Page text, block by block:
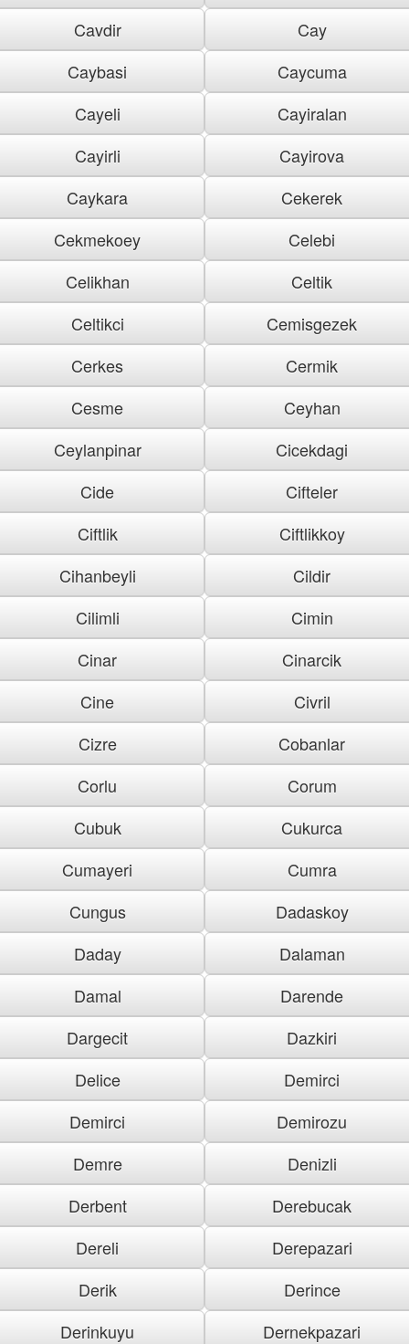
Cavdir
Cay
Caybasi
Caycuma
Cayeli
Cayiralan
Cayirli
Cayirova
Caykara
Cekerek
Cekmekoey
Celebi
Celikhan
Celtik
Celtikci
Cemisgezek
Cerkes
Cermik
Cesme
Ceyhan
Ceylanpinar
Cicekdagi
Cide
Cifteler
Ciftlik
Ciftlikkoy
Cihanbeyli
Cildir
Cilimli
Cimin
Cinar
Cinarcik
Cine
Civril
Cizre
Cobanlar
Corlu
Corum
Cubuk
Cukurca
Cumayeri
Cumra
Cungus
Dadaskoy
Daday
Dalaman
Damal
Darende
Dargecit
Dazkiri
Delice
Demirci
Demirci
Demirozu
Demre
Denizli
Derbent
Derebucak
Dereli
Derepazari
Derik
Derince
Derinkuyu
Dernekpazari